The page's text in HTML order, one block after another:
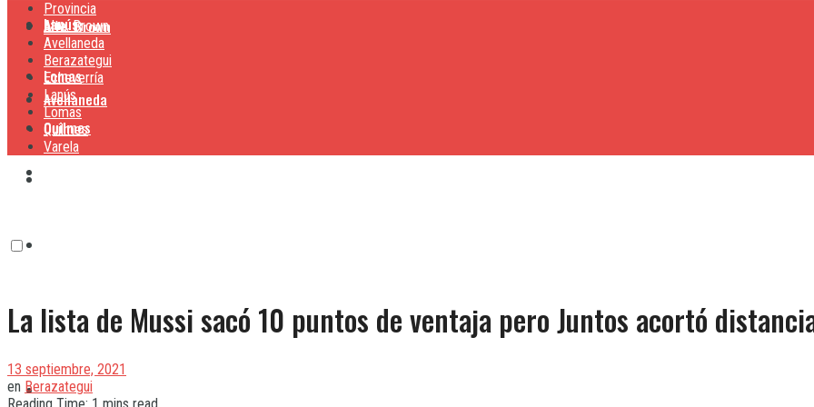
Lanús
Lomas
Quilmes
Alte. Brown
Avellaneda
Lanús
Lomas
Provincia
Alte. Brown
Avellaneda
Berazategui
Echeverría
Lanús
Lomas
Quilmes
Varela
La lista de Mussi sacó 10 puntos de ventaja pero Juntos acortó
13 septiembre, 2021
en Berazategui